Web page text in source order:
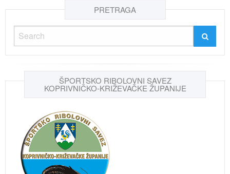
PRETRAGA
ŠPORTSKO RIBOLOVNI SAVEZ
KOPRIVNIČKO-KRIŽEVAČKE ŽUPANIJE